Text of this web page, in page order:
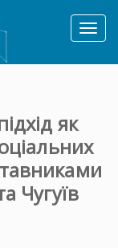
Toggle
як
Чугуїв